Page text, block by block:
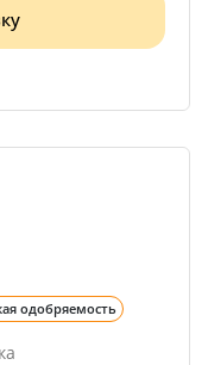
одобряемость